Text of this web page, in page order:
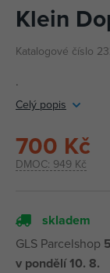
Klein
Katalogové číslo
.
Celý popis
DMOC: 949 Kč
700 Kč
skladem
GLS Parcelshop
v pondělí 10. 8.